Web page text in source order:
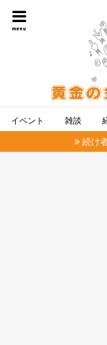
menu
イベント 雑談
続け